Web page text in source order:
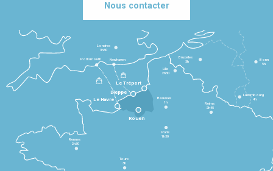
Nous contacter
Le Havre
Dieppe
Le Tréport
Rennes
2h30
Tours
3h
Paris
1h30
Beauvais
1h
Reims
2h45
Lille
2h30
Bruxelles
3h
Londres
3h30
Newhaven
Portsmouth
Bonn
5h
Luxembourg
4h
Rouen